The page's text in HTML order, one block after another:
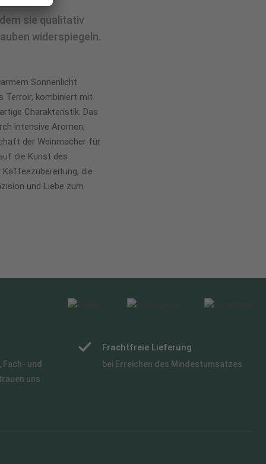
sie qualitativ
widerspiegeln.
Sonnenlicht
Terroir, kombiniert mit
Charakteristik. Das
intensive Aromen,
der Weinmacher für
die Kunst des
Kaffeezubereitung, die
und Liebe zum
und
uns
Frachtfreie Lieferung
bei Erreichen des Mindestumsatzes